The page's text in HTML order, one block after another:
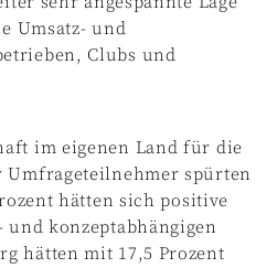
Umsatz- und
Clubs und
im eigenen Land für die
Umfrageteilnehmer spürten
hätten sich positive
konzeptabhängigen
hätten mit 17,5 Prozent